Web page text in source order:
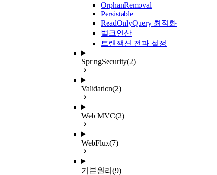
OrphanRemoval
Persistable
ReadOnlyQuery 최적화
벌크연산
트랜잭션 전파 설정
SpringSecurity(2)
Validation(2)
Web MVC(2)
WebFlux(7)
기본원리 (9)